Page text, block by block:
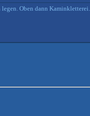
Oben dann Kaminkletterei.